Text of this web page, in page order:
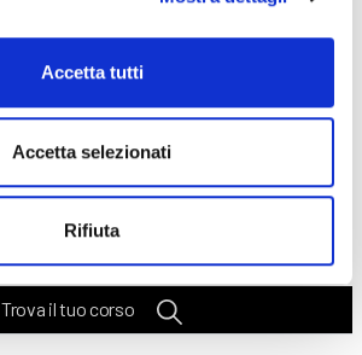
Accetta tutti
Accetta selezionati
Rifiuta
CALENDARIOCORSI
Trova il tuo corso